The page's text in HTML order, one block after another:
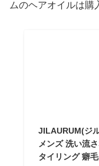
ムのヘアオイルは購
JILAURUM(ジ
メンズ 洗い流
タイリング 癖